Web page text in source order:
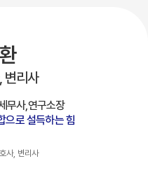
변리사
무사,연구소장
으로 설득하는 힘